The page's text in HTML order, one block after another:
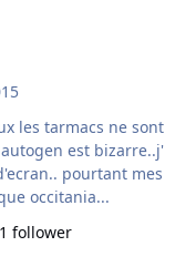
pourtant mes
occitania...
1 follower